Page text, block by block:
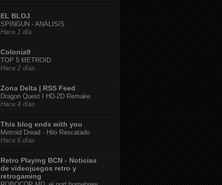
EL BLOJ
SPINGUN - ANÁLISIS
Hace 1 día
Colonia9
TOP 5 METROID
Hace 2 días
Zona Delta | RSS Feed
Dragon Quest I HD-2D Remake
Hace 4 días
This blog ends with you
Metroid Dread - Hilo Rescatado
Hace 6 días
Retro Playing BCN - Noticias
de videojuegos retro y
retrogaming